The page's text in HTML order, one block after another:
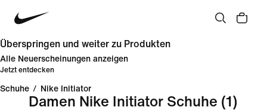
Überspringen und weiter zu Produkten
Alle Neuerscheinungen anzeigen
Jetzt entdecken
Schuhe / Nike Initiator
Damen Nike Initiator Schuhe (1)